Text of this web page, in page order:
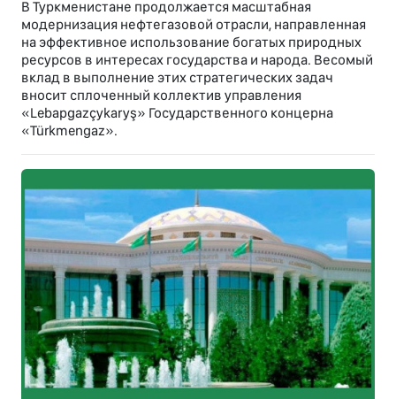
В Туркменистане продолжается масштабная
модернизация нефтегазовой отрасли, направленная
на эффективное использование богатых природных
ресурсов в интересах государства и народа. Весомый
вклад в выполнение этих стратегических задач
вносит сплоченный коллектив управления
«Lebapgazçykaryş» Государственного концерна
«Türkmengaz».